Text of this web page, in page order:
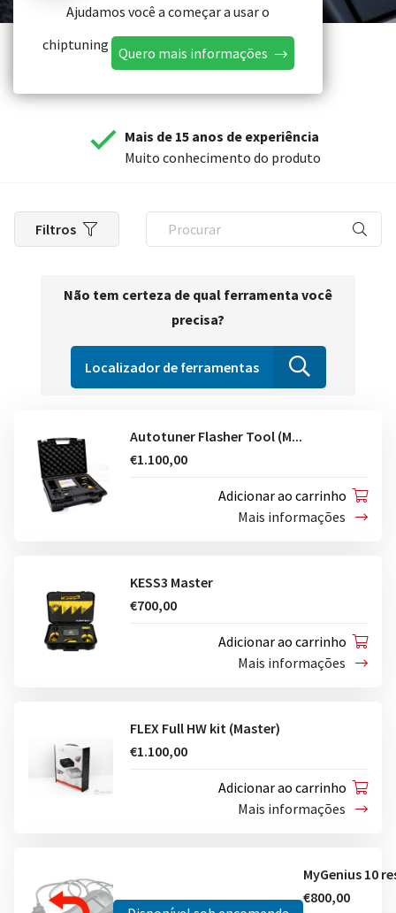
Ajudamos você a começar a usar o
chiptuning
Quero mais informações
Mais de 15 anos de experiência
Muito conhecimento do produto
Filtros
Não tem certeza de qual ferramenta você
precisa?
Localizador de ferramentas
Autotuner Flasher Tool (M...
€1.100,00
Adicionar ao carrinho
Mais informações
KESS3 Master
€700,00
Adicionar ao carrinho
Mais informações
FLEX Full HW kit (Master)
€1.100,00
Adicionar ao carrinho
Mais informações
€800,00